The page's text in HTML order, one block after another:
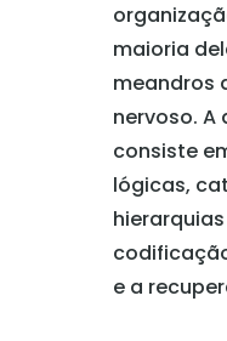
maioria
meandros
nervoso.
consiste
lógicas,
e a